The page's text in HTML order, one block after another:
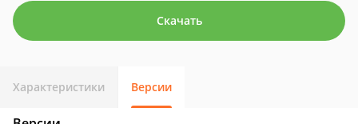
Скачать
Характеристики Версии